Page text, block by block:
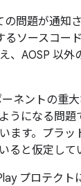
問題が通知
ソースコー
、AOSP 以
ネントの重大
になる問題
ます。プラ
と仮定して
プロテクト